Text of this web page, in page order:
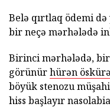
Belə qırtlaq ödemi
bir neçə mərhələdə
Birinci mərhələdə, bir
görünürhürən
böyük stenozu
hiss başlayır